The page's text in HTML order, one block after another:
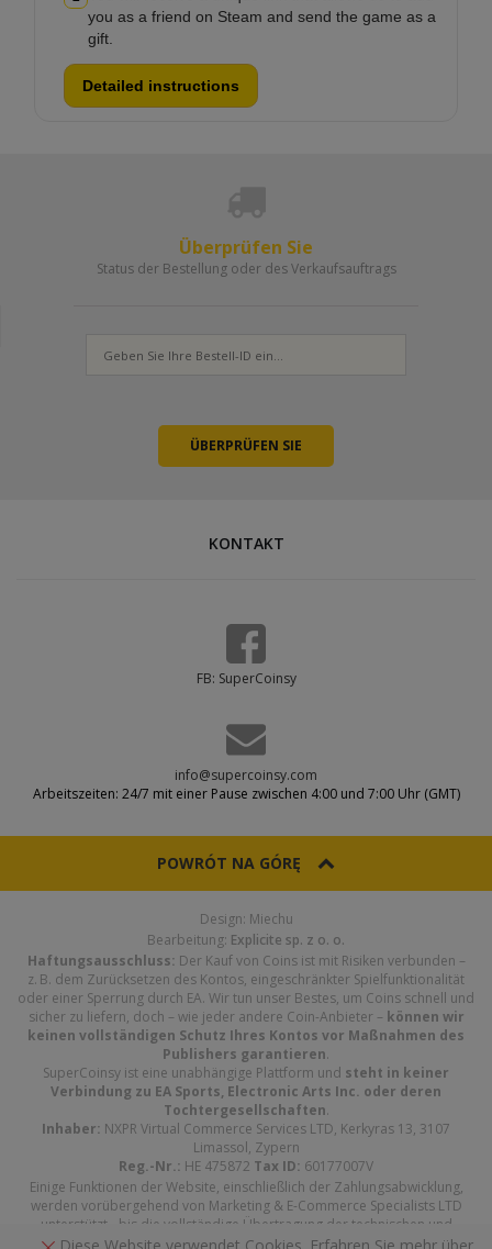
you as a friend on Steam and send the game as a
gift.
Detailed instructions
Überprüfen Sie
Status der Bestellung oder des Verkaufsauftrags
KONTAKT
FB: SuperCoinsy
info@supercoinsy.com
Arbeitszeiten: 24/7 mit einer Pause zwischen 4:00 und 7:00 Uhr (GMT)
POWRÓT NA GÓRĘ
Design: Miechu
Bearbeitung: Explicite sp. z o. o.
Haftungsausschluss: Der Kauf von Coins ist mit Risiken verbunden –
z. B. dem Zurücksetzen des Kontos, eingeschränkter Spielfunktionalität
oder einer Sperrung durch EA. Wir tun unser Bestes, um Coins schnell und
sicher zu liefern, doch – wie jeder andere Coin-Anbieter – können wir
keinen vollständigen Schutz Ihres Kontos vor Maßnahmen des
Publishers garantieren.
SuperCoinsy ist eine unabhängige Plattform und steht in keiner
Verbindung zu EA Sports, Electronic Arts Inc. oder deren
Tochtergesellschaften.
Inhaber: NXPR Virtual Commerce Services LTD, Kerkyras 13, 3107
Limassol, Zypern
Reg.-Nr.: HE 475872 Tax ID: 60177007V
Einige Funktionen der Website, einschließlich der Zahlungsabwicklung,
werden vorübergehend von Marketing & E-Commerce Specialists LTD
unterstützt - bis die vollständige Übertragung der technischen und
Zahlungsinfrastruktur auf NXPR Virtual Commerce Services LTD